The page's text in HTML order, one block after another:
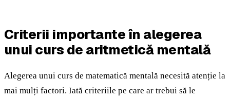
Criterii importante în alegerea
unui curs de aritmetică mentală
Alegerea unui curs de matematică mentală necesită atenție la
mai mulți factori. Iată criteriile pe care ar trebui să le